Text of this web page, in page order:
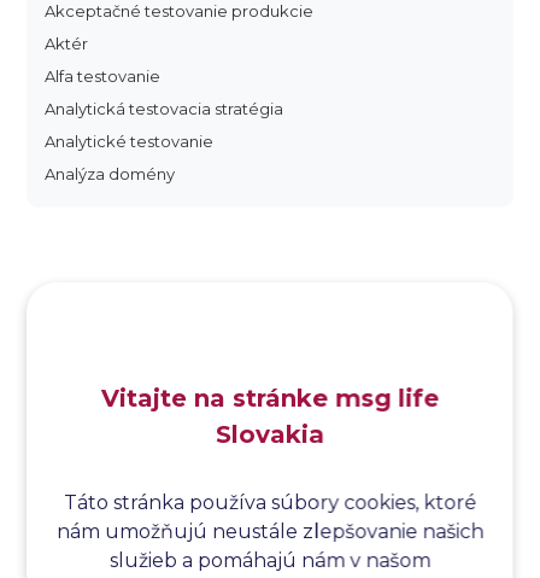
Akceptačné testovanie produkcie
Aktér
Alfa testovanie
Analytická testovacia stratégia
Analytické testovanie
Analýza domény
Analýza príčin a následkov
Analýza spôsobu a následkov zlyhania softvéru
Analýza stromu chýb
Analýza stromu chýb softvéru
Vitajte na stránke msg life
Slovakia
Táto stránka používa súbory cookies, ktoré
nám umožňujú neustále zlepšovanie našich
služieb a pomáhajú nám v našom